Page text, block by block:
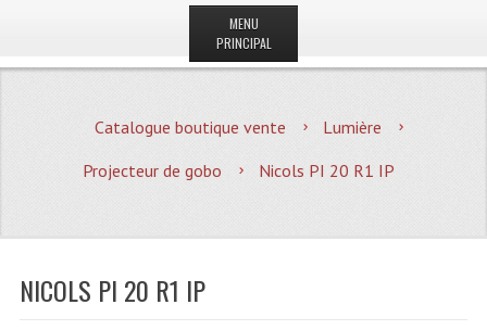
MENU
PRINCIPAL
MAGASIN
Quoi De Neuf?
Catalogue boutique vente
Lumière
Projecteur de gobo
Nicols PI 20 R1 IP
NICOLS PI 20 R1 IP